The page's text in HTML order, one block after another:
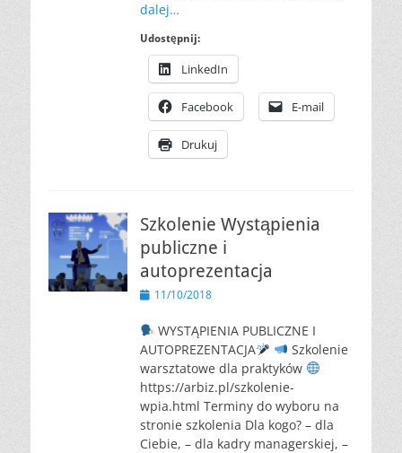
dalej…
Udostępnij:
LinkedIn
Facebook E-mail
Drukuj
Szkolenie Wystąpienia
publiczne i
autoprezentacja
Opublikowano
11/10/2018
WYSTĄPIENIA PUBLICZNE I
AUTOPREZENTACJA
Szkolenie
warsztatowe dla praktyków
https://arbiz.pl/szkolenie-
wpia.html Terminy do wyboru na
stronie szkolenia Dla kogo? – dla
Ciebie, – dla kadry managerskiej, –